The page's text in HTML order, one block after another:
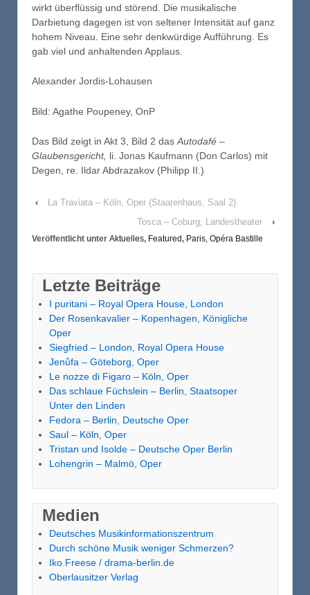
wirkt überflüssig und störend. Die musikalische
Darbietung dagegen ist von seltener Intensität auf ganz
hohem Niveau. Eine sehr denkwürdige Aufführung. Es
gab viel und anhaltenden Applaus.
Alexander Jordis-Lohausen
Bild: Agathe Poupeney, OnP
Das Bild zeigt in Akt 3, Bild 2 das Autodafé –
Glaubensgericht, li. Jonas Kaufmann (Don Carlos) mit
Degen, re. Ildar Abdrazakov (Philipp II.)
‹
La Traviata – Köln, Oper (Staatenhaus, Saal 2)
Tosca – Coburg, Landestheater
›
Veröffentlicht unter Aktuelles, Featured, Paris, Opéra Bastille
Letzte Beiträge
I puritani – Royal Opera House, London
Der Rosenkavalier – Kopenhagen, Königliche
Oper
Siegfried – London, Royal Opera House
Jenůfa – Göteborg, Oper
Le nozze di Figaro – Köln, Oper
Das schlaue Füchslein – Berlin, Staatsoper
Unter den Linden
Fedora – Berlin, Deutsche Oper
Saul – Köln, Oper
Tristan und Isolde – Deutsche Oper Berlin
Lohengrin – Malmö, Oper
Medien
Deutsches Musikinformationszentrum
Durch schöne Musik weniger Schmerzen?
Iko Freese / drama-berlin.de
Oberlausitzer Verlag